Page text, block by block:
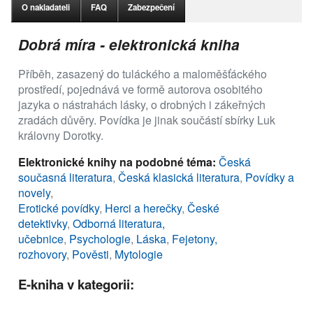
O nakladateli FAQ Zabezpečení
Dobrá míra - elektronická kniha
Příběh, zasazený do tuláckého a maloměšťáckého
prostředí, pojednává ve formě autorova osobitého
jazyka o nástrahách lásky, o drobných i zákeřných
zradách důvěry. Povídka je jinak součástí sbírky Luk
královny Dorotky.
Elektronické knihy na podobné téma: Česká
současná literatura, Česká klasická literatura, Povídky a
novely,
Erotické povídky, Herci a herečky, České
detektivky, Odborná literatura,
učebnice, Psychologie, Láska, Fejetony,
rozhovory, Pověsti, Mytologie
E-kniha v kategorii: